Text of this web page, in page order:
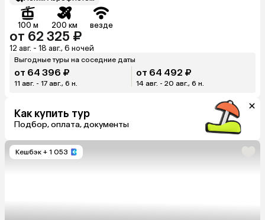
100 м 200 км везде
от 62 325 ₽
12 авг. - 18 авг., 6 ночей
Выгодные туры на соседние даты
от 64 396 ₽
11 авг. - 17 авг., 6 н.
от 64 492 ₽
14 авг. - 20 авг., 6 н.
Как купить тур
Подбор, оплата, документы
Кешбэк + 1 053